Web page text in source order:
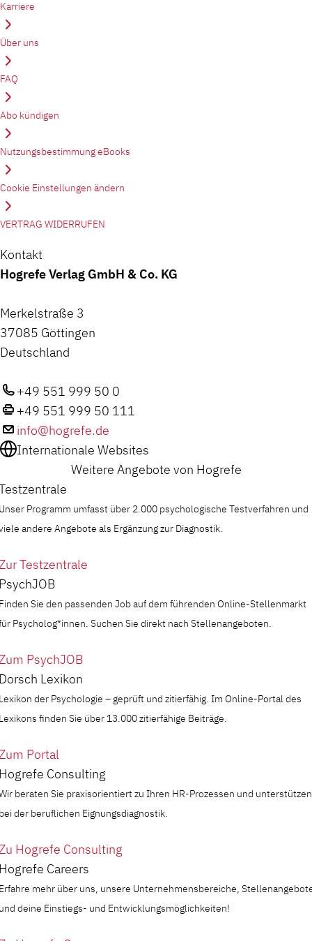
Karriere
Über uns
FAQ
Abo kündigen
Nutzungsbestimmung eBooks
Cookie Einstellungen ändern
VERTRAG WIDERRUFEN
Kontakt
Hogrefe Verlag GmbH & Co. KG
Merkelstraße 3
37085 Göttingen
Deutschland
+49 551 999 50 0
+49 551 999 50 111
info@hogrefe.de
Internationale Websites
Weitere Angebote von Hogrefe
Programm umfasst über 2.000 psychologische Testverfahren und
andere Angebote als Ergänzung zur Diagnostik.
Testzentrale
Sie den passenden Job auf dem führenden Online-Stellenmarkt
Psycholog*innen. Suchen Sie direkt nach Stellenangeboten.
PsychJOB
Lexikon
der Psychologie – geprüft und zitierfähig. Im Online-Portal des
finden Sie über 13.000 zitierfähige Beiträge.
Portal
Consulting
beraten Sie praxisorientiert zu Ihren HR-Prozessen und unterstützen
der beruflichen Eignungsdiagnostik.
Hogrefe Consulting
Careers
mehr über uns, unsere Unternehmensbereiche,
deine Einstiegs- und Entwicklungsmöglichkeiten!